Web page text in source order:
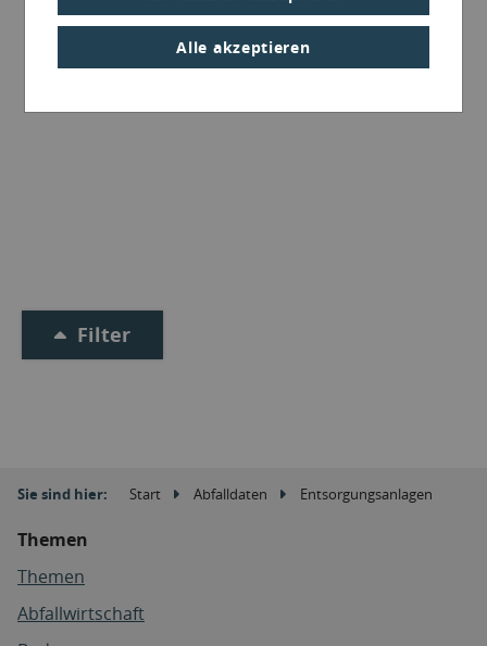
Filter
Alle akzeptieren
Sie sind hier: Start Abfalldaten Entsorgungsanlagen
Themen
Themen
Abfallwirtschaft